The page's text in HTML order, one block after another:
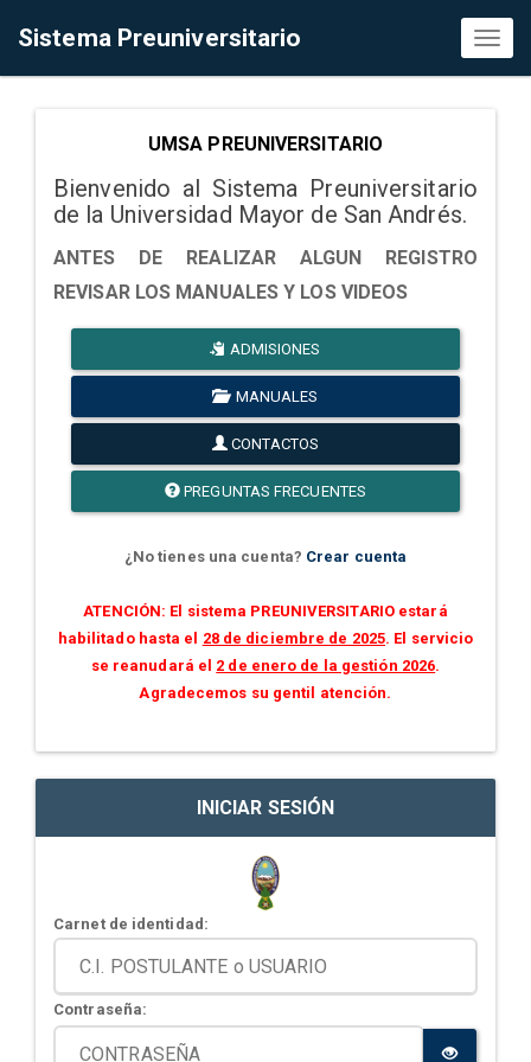
Sistema Preuniversitario
UMSA PREUNIVERSITARIO
Bienvenido al Sistema Preuniversitario
de la Universidad Mayor de San Andrés.
ANTES DE REALIZAR ALGUN REGISTRO
REVISAR LOS MANUALES Y LOS VIDEOS
ADMISIONES
MANUALES
CONTACTOS
PREGUNTAS FRECUENTES
¿No tienes una cuenta? Crear cuenta
ATENCIÓN: El sistema PREUNIVERSITARIO estará
habilitado hasta el 28 de diciembre de 2025. El servicio
se reanudará el 2 de enero de la gestión 2026.
Agradecemos su gentil atención.
INICIAR SESIÓN
Carnet de identidad:
Contraseña: